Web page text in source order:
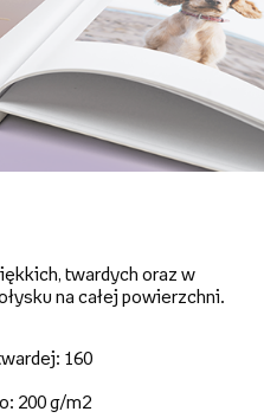
twardych oraz w
na całej powierzchni.
160
200 g/m2